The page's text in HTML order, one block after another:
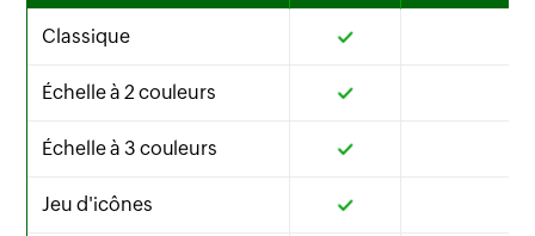
Classique
Échelle à 2 couleurs
Échelle à 3 couleurs
Jeu d'icônes